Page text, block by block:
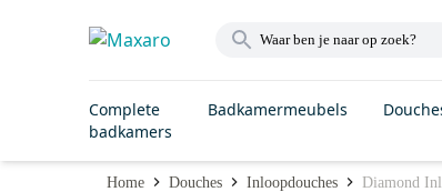
Complete
badkamers
Badkamermeubels
Home Douches Inloopdouches Diamond